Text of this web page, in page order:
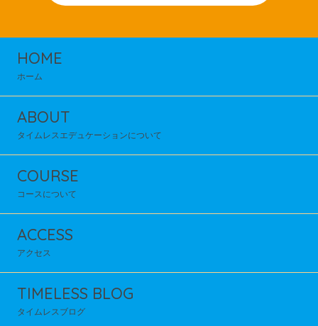
HOME
ホーム
ABOUT
タイムレスエデュケーションについて
COURSE
コースについて
ACCESS
アクセス
TIMELESS BLOG
タイムレスブログ